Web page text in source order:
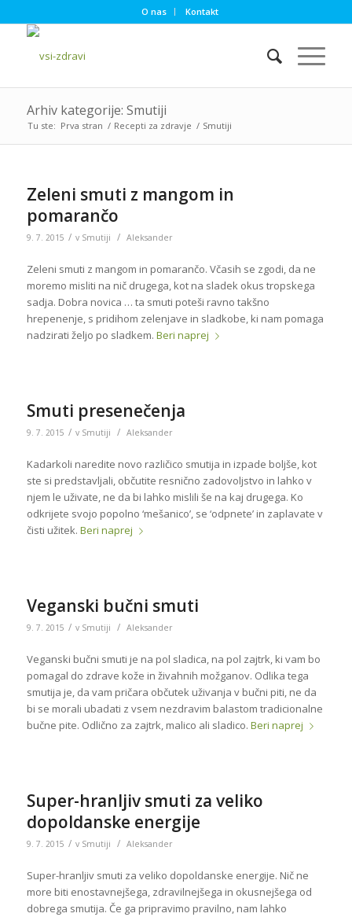
O nas Kontakt
Arhiv kategorije: Smutiji
Tu ste: Prva stran / Recepti za zdravje / Smutiji
Zeleni smuti z mangom in
pomarančo
9. 7. 2015 / v Smutiji / Aleksander
Zeleni smuti z mangom in pomarančo. Včasih se zgodi, da ne
moremo misliti na nič drugega, kot na sladek okus tropskega
sadja. Dobra novica … ta smuti poteši ravno takšno
hrepenenje, s pridihom zelenjave in sladkobe, ki nam pomaga
nadzirati željo po sladkem. Beri naprej
Smuti presenečenja
9. 7. 2015 / v Smutiji / Aleksander
Kadarkoli naredite novo različico smutija in izpade boljše, kot
ste si predstavljali, občutite resnično zadovoljstvo in lahko v
njem le uživate, ne da bi lahko mislili še na kaj drugega. Ko
odkrijete svojo popolno ‘mešanico’, se ‘odpnete’ in zaplavate v
čisti užitek. Beri naprej
Veganski bučni smuti
9. 7. 2015 / v Smutiji / Aleksander
Veganski bučni smuti je na pol sladica, na pol zajtrk, ki vam bo
pomagal do zdrave kože in živahnih možganov. Odlika tega
smutija je, da vam pričara občutek uživanja v bučni piti, ne da
bi se morali ubadati z vsem nezdravim balastom tradicionalne
bučne pite. Odlično za zajtrk, malico ali sladico. Beri naprej
Super-hranljiv smuti za veliko
dopoldanske energije
9. 7. 2015 / v Smutiji / Aleksander
Super-hranljiv smuti za veliko dopoldanske energije. Nič ne
more biti enostavnejšega, zdravilnejšega in okusnejšega od
dobrega smutija. Če ga pripravimo pravilno, nam lahko